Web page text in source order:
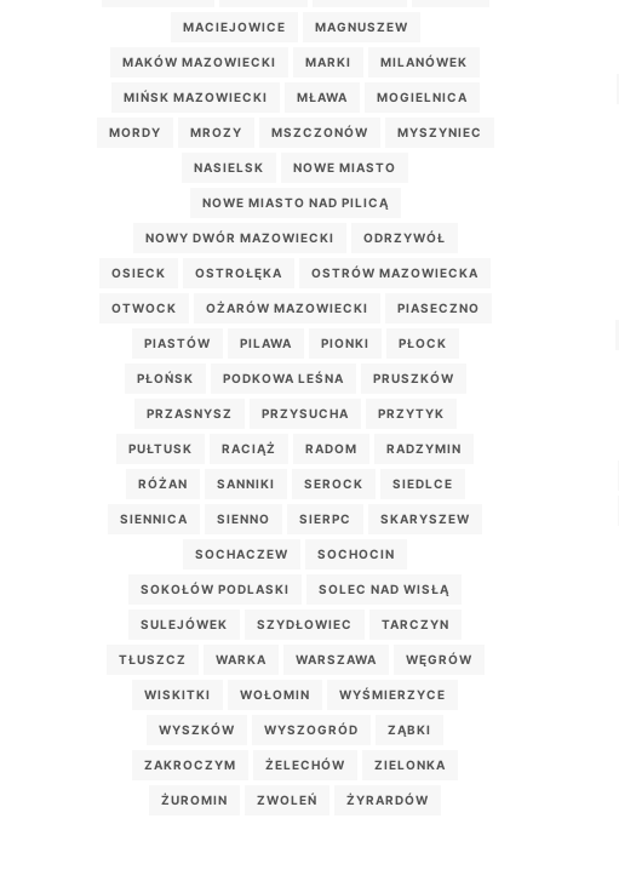
MACIEJOWICE MAGNUSZEW
MAKÓW MAZOWIECKI MARKI MILANÓWEK
MIŃSK MAZOWIECKI MŁAWA MOGIELNICA
MORDY MROZY MSZCZONÓW MYSZYNIEC
NASIELSK NOWE MIASTO
NOWE MIASTO NAD PILICĄ
NOWY DWÓR MAZOWIECKI ODRZYWÓŁ
OSIECK OSTROŁĘKA OSTRÓW MAZOWIECKA
OTWOCK OŻARÓW MAZOWIECKI PIASECZNO
PIASTÓW PILAWA PIONKI PŁOCK
PŁOŃSK PODKOWA LEŚNA PRUSZKÓW
PRZASNYSZ PRZYSUCHA PRZYTYK
PUŁTUSK RACIĄŻ RADOM RADZYMIN
RÓŻAN SANNIKI SEROCK SIEDLCE
SIENNICA SIENNO SIERPC SKARYSZEW
SOCHACZEW SOCHOCIN
SOKOŁÓW PODLASKI SOLEC NAD WISŁĄ
SULEJÓWEK SZYDŁOWIEC TARCZYN
TŁUSZCZ WARKA WARSZAWA WĘGRÓW
WISKITKI WOŁOMIN WYŚMIERZYCE
WYSZKÓW WYSZOGRÓD ZĄBKI
ZAKROCZYM ŻELECHÓW ZIELONKA
ŻUROMIN ZWOLEŃ ŻYRARDÓW